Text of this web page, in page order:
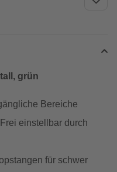
grün
Bereiche
einstellbar durch
für schwer